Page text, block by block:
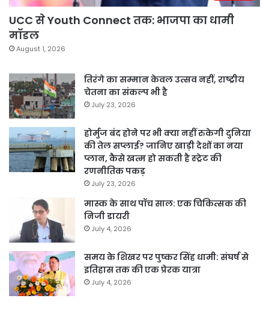
UCC से Youth Connect तक: भाजपा का धामी
मॉडल
August 1, 2026
तिरंगे का सम्मान केवल उत्सव नहीं, राष्ट्रीय
चेतना का संकल्प भी है
July 23, 2026
होर्मुज बंद होने पर भी क्या नहीं रुकेगी दुनिया
की तेल सप्लाई? जानिए खाड़ी देशों का नया
प्लान, कैसे खत्म हो सकती है स्ट्रेट की
रणनीतिक पकड़
July 23, 2026
मास्क के साथ पॉच साल: एक चिकित्सक की
निजी डायरी
July 4, 2026
समय के शिखर पर पुष्कर सिंह धामी: संघर्ष से
इतिहास तक की एक प्रेरक यात्रा
July 4, 2026